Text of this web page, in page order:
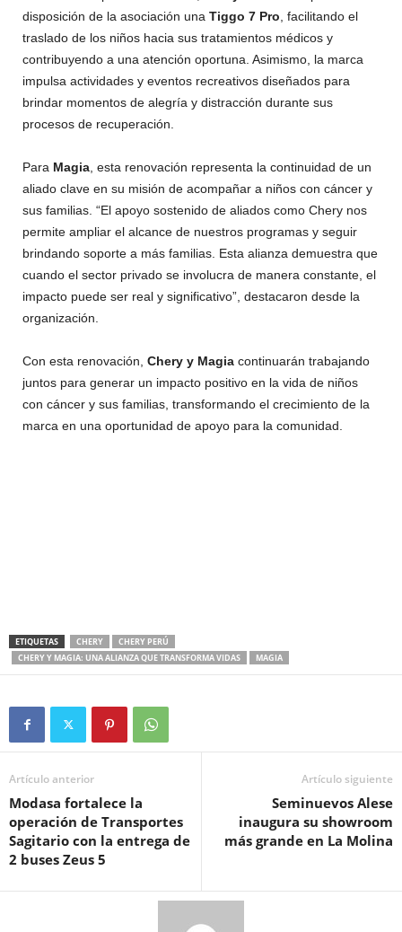
disposición de la asociación una Tiggo 7 Pro , facilitando el
traslado de los niños hacia sus tratamientos médicos y
contribuyendo a una atención oportuna. Asimismo, la marca
impulsa actividades y eventos recreativos diseñados para
brindar momentos de alegría y distracción durante sus
procesos de recuperación.
Para Magia , esta renovación representa la continuidad de un
aliado clave en su misión de acompañar a niños con cáncer y
sus familias. “El apoyo sostenido de aliados como Chery nos
permite ampliar el alcance de nuestros programas y seguir
brindando soporte a más familias. Esta alianza demuestra que
cuando el sector privado se involucra de manera constante, el
impacto puede ser real y significativo”, destacaron desde la
organización.
Con esta renovación, Chery y Magia continuarán trabajando
juntos para generar un impacto positivo en la vida de niños
con cáncer y sus familias, transformando el crecimiento de la
marca en una oportunidad de apoyo para la comunidad.
ETIQUETAS CHERY
CHERY PERÚ
CHERY Y MAGIA: UNA ALIANZA QUE TRANSFORMA VIDAS
MAGIA
Artículo anterior
Modasa fortalece la
operación de Transportes
Sagitario con la entrega de
2 buses Zeus 5
Artículo siguiente
Seminuevos Alese
inaugura su showroom
más grande en La Molina